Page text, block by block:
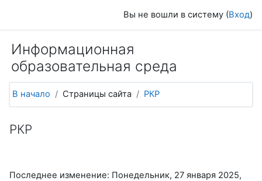
Вы не вошли в систему (Вход)
Информационная
образовательная среда
В начало Страницы сайта РКР
РКР
Последнее изменение: Понедельник, 27 января 2025,